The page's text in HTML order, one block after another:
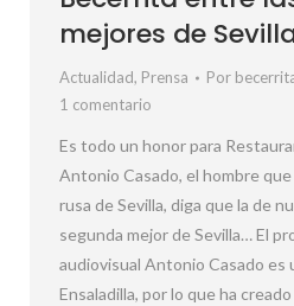
mejores de
Actualidad, Prensa Por
1 comentario
Es todo un honor para
Antonio Casado, el hombre
rusa de ‪Sevilla‬, diga que la de
segunda mejor de Sevilla… El
audiovisual Antonio Casado es
Ensaladilla, por lo que ha